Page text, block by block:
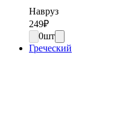
Навруз
249₽
0шт
Греческий